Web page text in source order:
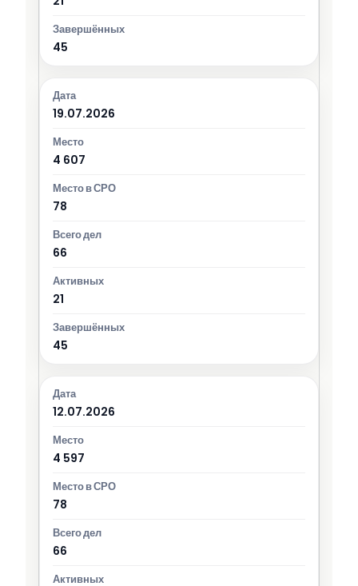
45
19.07.2026
4 607
78
66
21
45
12.07.2026
4 597
78
66